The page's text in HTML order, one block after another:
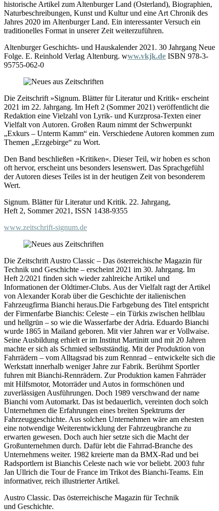
historische Artikel zum Altenburger Land (Osterland), Biographien,
Naturbeschreibungen, Kunst und Kultur und eine Art Chronik des
Jahres 2020 im Altenburger Land. Ein interessanter Versuch ein
traditionelles Format in unserer Zeit weiterzuführen.
Altenburger Geschichts- und Hauskalender 2021. 30 Jahrgang Neue
Folge. E. Reinhold Verlag Altenburg. www.vkjk.de ISBN 978-3-
95755-062-0
Die Zeitschrift »Signum. Blätter für Literatur und Kritik« erscheint
2021 im 22. Jahrgang. Im Heft 2 (Sommer 2021) veröffentlicht die
Redaktion eine Vielzahl von Lyrik- und Kurzprosa-Texten einer
Vielfalt von Autoren. Großen Raum nimmt der Schwerpunkt
„Exkurs – Unterm Kamm“ ein. Verschiedene Autoren kommen zum
Themen „Erzgebirge“ zu Wort.
Den Band beschließen »Kritiken«. Dieser Teil, wir hoben es schon
oft hervor, erscheint uns besonders lesenswert. Das Sprachgefühl
der Autoren dieses Teiles ist in der heutigen Zeit von besonderem
Wert.
Signum. Blätter für Literatur und Kritik. 22. Jahrgang,
Heft 2, Sommer 2021, ISSN 1438-9355
www.zeitschrift-signum.de
Die Zeitschrift Austro Classic – Das österreichische Magazin für
Technik und Geschichte – erscheint 2021 im 30. Jahrgang. Im
Heft 2/2021 finden sich wieder zahlreiche Artikel und
Informationen der Oldtimer-Clubs. Aus der Vielfalt ragt der Artikel
von Alexander Korab über die Geschichte der italienischen
Fahrzeugfirma Bianchi heraus.Die Farbgebung des Titel entspricht
der Firmenfarbe Bianchis: Celeste – ein Türkis zwischen hellblau
und hellgrün – so wie die Wasserfarbe der Adria. Eduardo Bianchi
wurde 1865 in Mailand geboren. Mit vier Jahren war er Vollwaise.
Seine Ausbildung erhielt er im Institut Martinitt und mit 20 Jahren
machte er sich als Schmied selbstständig. Mit der Produktion von
Fahrrädern – vom Alltagsrad bis zum Rennrad – entwickelte sich die
Werkstatt innerhalb weniger Jahre zur Fabrik. Berühmt Sportler
fuhren mit Bianchi-Rennrädern. Zur Produktion kamen Fahrräder
mit Hilfsmotor, Motorräder und Autos in formschönen und
zuverlässigen Ausführungen. Doch 1989 verschwand der name
Bianchi vom Automarkt. Das ist bedauerlich, vereinten doch solch
Unternehmen die Erfahrungen eines breiten Spektrums der
Fahrzeuggeschichte. Aus solchen Unternehmen wäre am ehesten
eine notwendige Weiterentwicklung der Fahrzeugbranche zu
erwarten gewesen. Doch auch hier setzte sich die Macht der
Großunternehmen durch. Dafür lebt die Fahrrad-Branche des
Unternehmens weiter. 1982 kreierte man da BMX-Rad und bei
Radsportlern ist Bianchis Celeste nach wie vor beliebt. 2003 fuhr
Jan Ullrich die Tour de France im Trikot des Bianchi-Teams. Ein
informativer, reich illustrierter Artikel.
Austro Classic. Das österreichische Magazin für Technik
und Geschichte.